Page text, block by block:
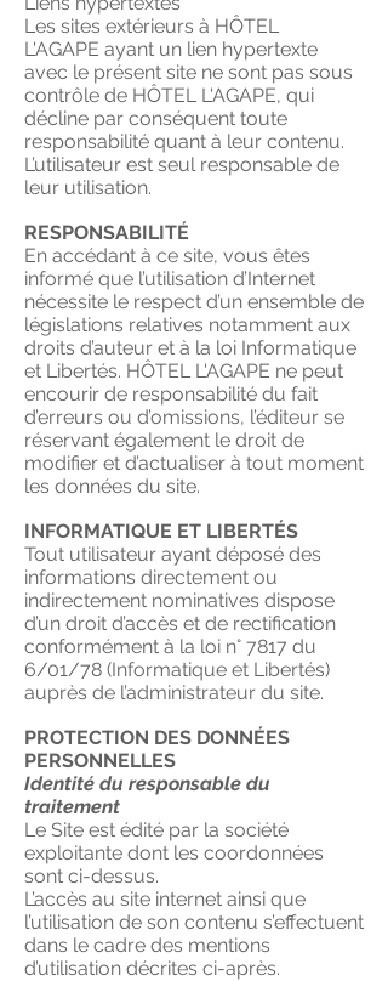
Les sites extérieurs à HÔTEL
L'AGAPE ayant un lien hypertexte
avec le présent site ne sont pas sous
contrôle de HÔTEL L'AGAPE, qui
décline par conséquent toute
responsabilité quant à leur contenu.
L’utilisateur est seul responsable de
leur utilisation.
RESPONSABILITÉ
En accédant à ce site, vous êtes
informé que l’utilisation d’Internet
nécessite le respect d’un ensemble de
législations relatives notamment aux
droits d’auteur et à la loi Informatique
et Libertés. HÔTEL L'AGAPE ne peut
encourir de responsabilité du fait
d’erreurs ou d’omissions, l’éditeur se
réservant également le droit de
modifier et d’actualiser à tout moment
les données du site.
INFORMATIQUE ET LIBERTÉS
Tout utilisateur ayant déposé des
informations directement ou
indirectement nominatives dispose
d’un droit d’accès et de rectification
conformément à la loi n° 7817 du
6/01/78 (Informatique et Libertés)
auprès de l’administrateur du site.
PROTECTION DES DONNÉES
PERSONNELLES
Identité du responsable du
traitement
Le Site est édité par la société
exploitante dont les coordonnées
sont ci-dessus.
L’accès au site internet ainsi que
l’utilisation de son contenu s’effectuent
dans le cadre des mentions
d’utilisation décrites ci-après.